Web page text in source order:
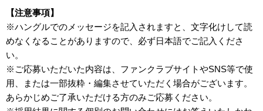
【注意事項】
※ハングルでのメッセージを記入されますと、文字化けして読
めなくなることがありますので、必ず日本語でご記入くださ
い。
※ご応募いただいた内容は、ファンクラブサイトやSNS等で使
用、または一部抜粋・編集させていただく場合がございます。
あらかじめご了承いただける方のみご応募ください。